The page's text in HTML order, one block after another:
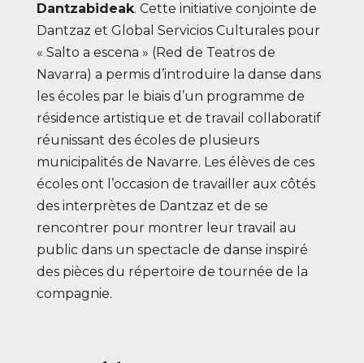
Dantzabideak. Cette initiative conjointe de
Dantzaz et Global Servicios Culturales pour
« Salto a escena » (Red de Teatros de
Navarra) a permis d’introduire la danse dans
les écoles par le biais d’un programme de
résidence artistique et de travail collaboratif
réunissant des écoles de plusieurs
municipalités de Navarre. Les élèves de ces
écoles ont l’occasion de travailler aux côtés
des interprètes de Dantzaz et de se
rencontrer pour montrer leur travail au
public dans un spectacle de danse inspiré
des pièces du répertoire de tournée de la
compagnie.